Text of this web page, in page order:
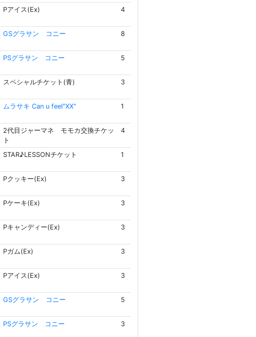
Pアイス(Ex) 4
GSグラサン コニー 8
PSグラサン コニー 5
スペシャルチケット(青) 3
ムラサキ Can u feel"XX" 1
2代目ジャーマネ モモカ交換チケッ
ト
4
STAR♪LESSONチケット 1
Pクッキー(Ex) 3
Pケーキ(Ex) 3
Pキャンディー(Ex) 3
Pガム(Ex) 3
Pアイス(Ex) 3
GSグラサン コニー 5
PSグラサン コニー 3